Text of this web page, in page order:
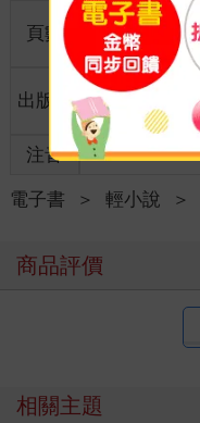
頁數 400
出版地 台灣
注音
電子書 ＞ 輕小說 ＞
商品評價
相關主題